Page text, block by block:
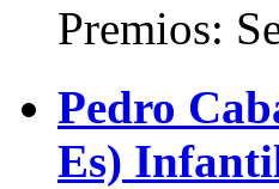
Premios:
Pedro
Es)